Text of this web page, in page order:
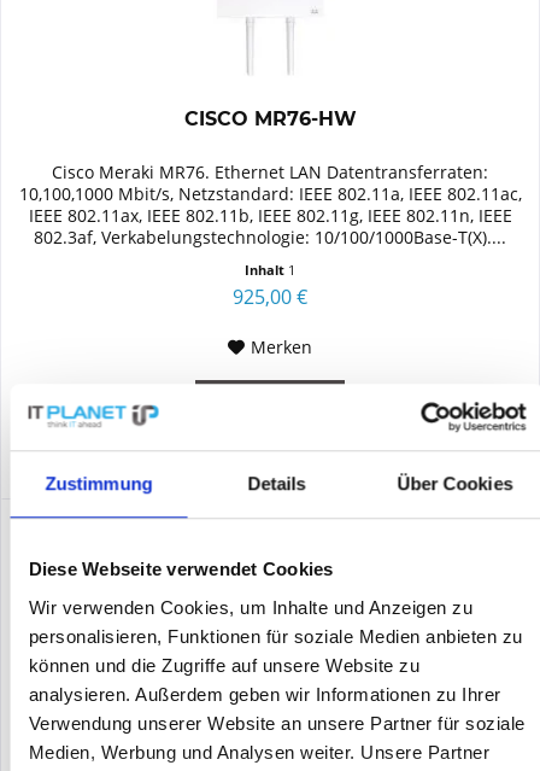
Zustimmung Details Über Cookies
Diese Webseite verwendet Cookies
Wir verwenden Cookies, um Inhalte und Anzeigen zu
personalisieren, Funktionen für soziale Medien anbieten zu
können und die Zugriffe auf unsere Website zu
analysieren. Außerdem geben wir Informationen zu Ihrer
Verwendung unserer Website an unsere Partner für soziale
Medien, Werbung und Analysen weiter. Unsere Partner
CISCO MR76-HW
Cisco Meraki MR76. Ethernet LAN Datentransferraten:
10,100,1000 Mbit/s, Netzstandard: IEEE 802.11a, IEEE 802.11ac,
IEEE 802.11ax, IEEE 802.11b, IEEE 802.11g, IEEE 802.11n, IEEE
802.3af, Verkabelungstechnologie: 10/100/1000Base-T(X)....
Inhalt 1
925,00 €
Merken